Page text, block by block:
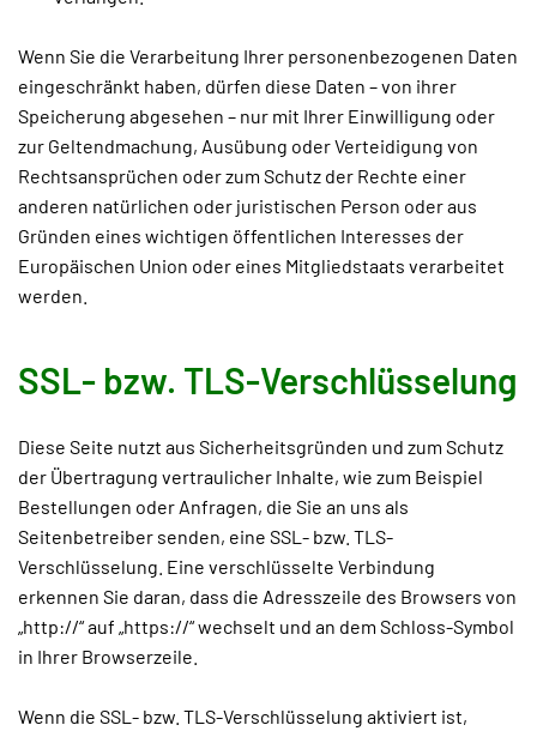
Wenn Sie die Verarbeitung Ihrer personenbezogenen Daten
eingeschränkt haben, dürfen diese Daten – von ihrer
Speicherung abgesehen – nur mit Ihrer Einwilligung oder
zur Geltendmachung, Ausübung oder Verteidigung von
Rechtsansprüchen oder zum Schutz der Rechte einer
anderen natürlichen oder juristischen Person oder aus
Gründen eines wichtigen öffentlichen Interesses der
Europäischen Union oder eines Mitgliedstaats verarbeitet
werden.
SSL- bzw. TLS-Verschlüsselung
Diese Seite nutzt aus Sicherheitsgründen und zum Schutz
der Übertragung vertraulicher Inhalte, wie zum Beispiel
Bestellungen oder Anfragen, die Sie an uns als
Seitenbetreiber senden, eine SSL- bzw. TLS-
Verschlüsselung. Eine verschlüsselte Verbindung
erkennen Sie daran, dass die Adresszeile des Browsers von
„http://“ auf „https://“ wechselt und an dem Schloss-Symbol
in Ihrer Browserzeile.
Wenn die SSL- bzw. TLS-Verschlüsselung aktiviert ist,